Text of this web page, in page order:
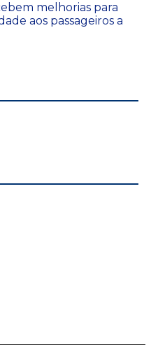
melhorias para
aos passageiros a